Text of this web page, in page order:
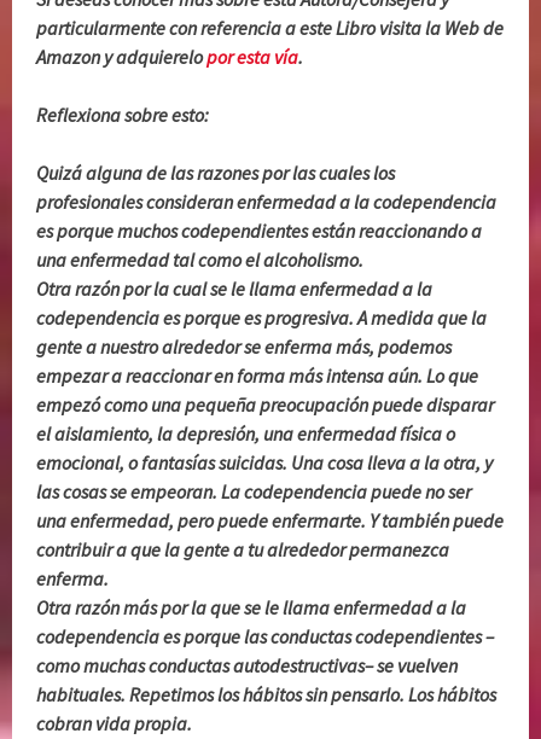
particularmente con referencia a este Libro visita la Web de
Amazon y adquierelopor esta vía.
Reflexiona sobre esto:
Quizá alguna de las razones por las cuales los
profesionales consideran enfermedad a la codependencia
es porque muchos codependientes están reaccionando a
una enfermedad tal como el alcoholismo.
Otra razón por la cual se le llama enfermedad a la
codependencia es porque es progresiva. A medida que la
gente a nuestro alrededor se enferma más, podemos
empezar a reaccionar en forma más intensa aún. Lo que
empezó como una pequeña preocupación puede disparar
el aislamiento, la depresión, una enfermedad física o
emocional, o fantasías suicidas. Una cosa lleva a la otra, y
las cosas se empeoran. La codependencia puede no ser
una enfermedad, pero puede enfermarte. Y también puede
contribuir a que la gente a tu alrededor permanezca
enferma.
Otra razón más por la que se le llama enfermedad a la
codependencia es porque las conductas codependientes –
como muchas conductas autodestructivas– se vuelven
habituales. Repetimos los hábitos sin pensarlo. Los hábitos
cobran vida propia.